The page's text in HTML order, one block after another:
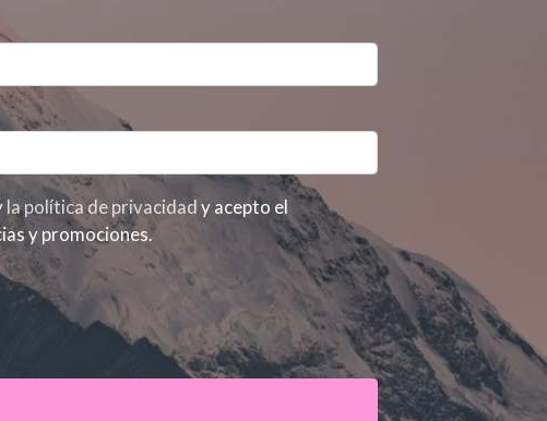
la política de privacidady acepto el
y promociones.